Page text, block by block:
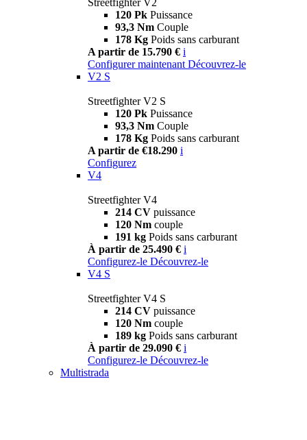
120 Pk Puissance
93,3 Nm Couple
178 Kg Poids sans carburant
A partir de 15.790 € i
Configurer maintenant Découvrez-le
V2 S
Streetfighter V2 S
120 Pk Puissance
93,3 Nm Couple
178 Kg Poids sans carburant
A partir de €18.290 i
Configurez
V4
Streetfighter V4
214 CV puissance
120 Nm couple
191 kg Poids sans carburant
À partir de 25.490 € i
Configurez-le Découvrez-le
V4 S
Streetfighter V4 S
214 CV puissance
120 Nm couple
189 kg Poids sans carburant
À partir de 29.090 € i
Configurez-le Découvrez-le
Multistrada